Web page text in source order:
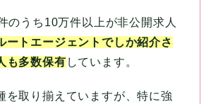
のうち10万件以上が非公開求人
ートエージェントでしか紹介さ
も多数保有 しています。
を取り揃えていますが、特に強